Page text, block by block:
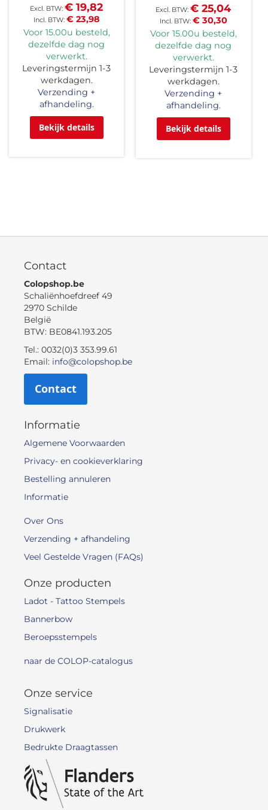
€ 23,98
€ 19,82
Voor 15.00u besteld,
dezelfde dag nog
verwerkt.
Leveringstermijn 1-3
werkdagen.
Verzending +
afhandeling.
Bekijk details
€ 30,30
€ 25,04
Voor 15.00u besteld,
dezelfde dag nog
verwerkt.
Leveringstermijn 1-3
werkdagen.
Verzending +
afhandeling.
Bekijk details
Contact
Colopshop.be
Schaliënhoefdreef 49
2970 Schilde
België
BTW: BE0841.193.205
Tel.: 0032(0)3 353.99.61
Email: info@colopshop.be
Contact
Informatie
Algemene Voorwaarden
Privacy- en cookieverklaring
Bestelling annuleren
Informatie
Over Ons
Verzending + afhandeling
Veel Gestelde Vragen (FAQs)
Onze producten
Ladot - Tattoo Stempels
Bannerbow
Beroepsstempels
naar de COLOP-catalogus
Onze service
Signalisatie
Drukwerk
Bedrukte Draagtassen